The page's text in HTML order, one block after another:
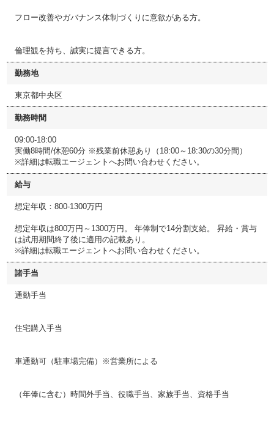
フロー改善やガバナンス体制づくりに意欲がある方。
倫理観を持ち、誠実に提言できる方。
勤務地
東京都中央区
勤務時間
09:00-18:00
実働8時間/休憩60分 ※残業前休憩あり（18:00～18:30の30分間）
※詳細は転職エージェントへお問い合わせください。
給与
想定年収：800-1300万円
想定年収は800万円～1300万円。 年俸制で14分割支給。 昇給・賞与
は試用期間終了後に適用の記載あり。
※詳細は転職エージェントへお問い合わせください。
諸手当
通勤手当
住宅購入手当
車通勤可（駐車場完備）※営業所による
（年俸に含む）時間外手当、役職手当、家族手当、資格手当